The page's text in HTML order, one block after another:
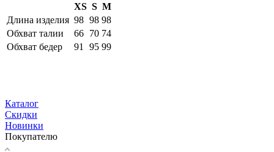
XS S M
Длина изделия 98 98 98
Обхват талии
66 70 74
Обхват бедер
91 95 99
Каталог
Скидки
Новинки
Покупателю